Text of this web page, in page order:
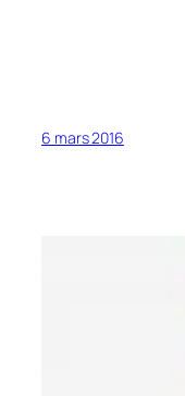
6 mars 2016